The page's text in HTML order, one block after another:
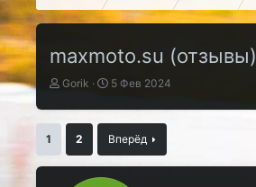
maxmoto.su (отзывы)
А
т
о
Gorik
Д
т
н
ч
5 Фев 2024
1 2 Вперёд